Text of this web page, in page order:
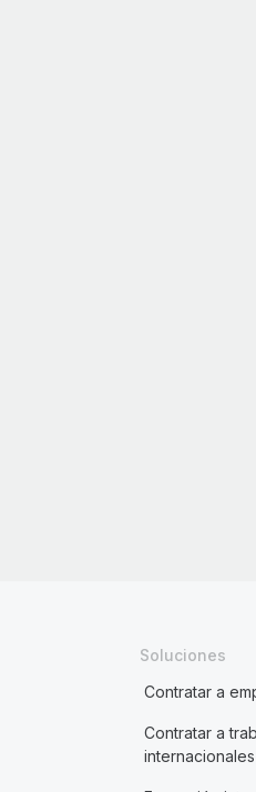
Soluciones
Contratar a
Contratar a
internacionales